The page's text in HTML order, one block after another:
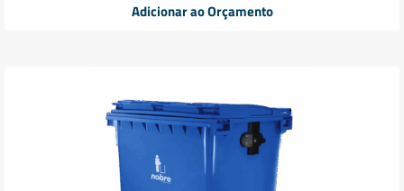
Adicionar ao Orçamento